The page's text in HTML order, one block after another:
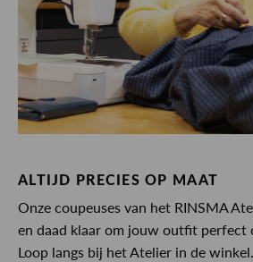
ALTIJD PRECIES OP MAAT
Onze coupeuses van het RINSMA
en daad klaar om jouw outfit perfect
Loop langs bij het Atelier in de winkel.